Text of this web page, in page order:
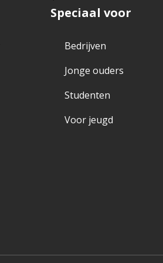
Speciaal voor
Bedrijven
Jonge ouders
Studenten
Voor jeugd